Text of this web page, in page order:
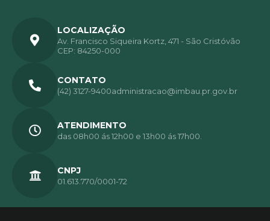
LOCALIZAÇÃO
Av. Francisco Siqueira Kortz, 471 - São Cristóvão
CEP: 84250-000
CONTATO
(42) 3127-9400administracao@imbau.pr.gov.br
ATENDIMENTO
das 08h00 ás 12h00 e 13h00 ás 17h00.
CNPJ
01.613.770/0001-72